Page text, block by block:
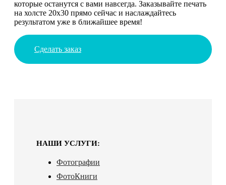
которые останутся с вами навсегда. Заказывайте печать
на холсте 20х30 прямо сейчас и наслаждайтесь
результатом уже в ближайшее время!
Сделать заказ
НАШИ УСЛУГИ:
Фотографии
ФотоКниги